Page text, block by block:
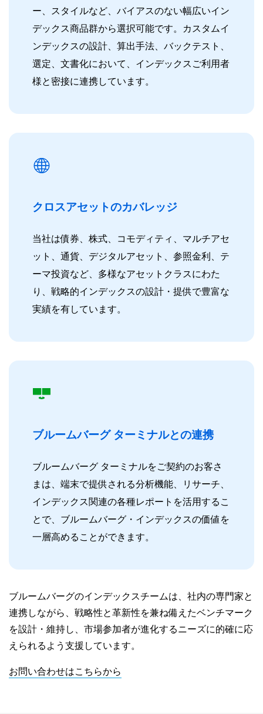
ー、スタイルなど、バイアスのない幅広いイン
デックス商品群から選択可能です。カスタムイ
ンデックスの設計、算出手法、バックテスト、
選定、文書化において、インデックスご利用者
様と密接に連携しています。
クロスアセットのカバレッジ
当社は債券、株式、コモディティ、マルチアセ
ット、通貨、デジタルアセット、参照金利、テ
ーマ投資など、多様なアセットクラスにわた
り、戦略的インデックスの設計・提供で豊富な
実績を有しています。
ブルームバーグ ターミナルとの連携
ブルームバーグ ターミナルをご契約のお客さ
まは、端末で提供される分析機能、リサーチ、
インデックス関連の各種レポートを活用するこ
とで、ブルームバーグ・インデックスの価値を
一層高めることができます。
ブルームバーグのインデックスチームは、社内の専門家と
連携しながら、戦略性と革新性を兼ね備えたベンチマーク
を設計・維持し、市場参加者が進化するニーズに的確に応
えられるよう支援しています。
お問い合わせはこちらから